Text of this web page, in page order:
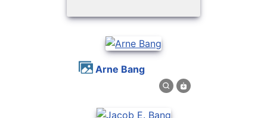
Arne Bang